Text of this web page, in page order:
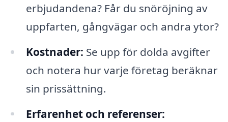
erbjudandena? Får du snöröjning av
uppfarten, gångvägar och andra ytor?
Kostnader: Se upp för dolda avgifter
och notera hur varje företag beräknar
sin prissättning.
Erfarenhet och referenser: